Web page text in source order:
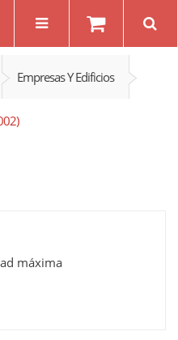
Empresas Y Edificios